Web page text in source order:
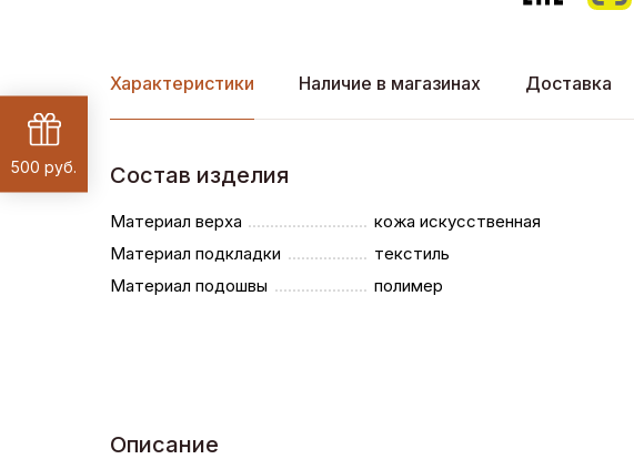
Характеристики Наличие в магазинах Доставка
Состав изделия
Материал верха
кожа искусственная
Материал подкладки
текстиль
Материал подошвы
полимер
Описание
500 руб.